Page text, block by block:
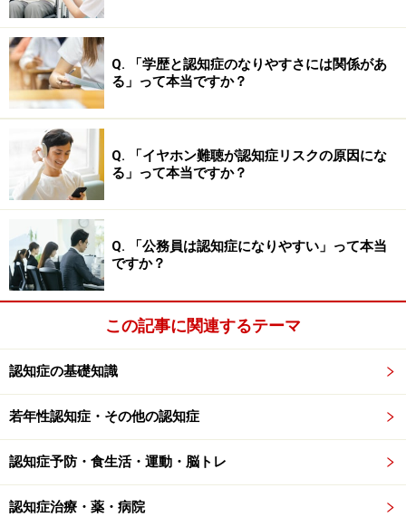
患全てを指していました。 しかしその後、皮膚にできる
小さい水ぶくれを指す「疱疹」を伴う病気に限定して、
ヘルペスと呼ぶようになりました。「性器ヘルペス」
「水痘（いわゆる水ぼうそう）」「帯状疱疹」などは、
いずれもヘルペスの一種で、これらの病原体が「ヘルペ
スウイルス」です。
当初は単なる仮説にすぎなかった「アルツハイマー病と
ヘルペスウイルスの関係性」が具体的に示されたのは、
1991年のことでした。イギリスのマンチェスター大学の
研究チームが、アルツハイマー病患者の死後脳を調査し
たところ、脳内から単純ヘルペスウイルスⅠ型（HSV1）
が見つかったのです。高齢者の脳内には、HSV1が潜伏感
染しており、免疫力の低下に伴ってHSV1が増殖を開始す
ると、アルツハイマー病が起こると提唱したのでした。
ただ、HSV1感染によって発症するのだとすれば、それに
伴う白血球の浸潤や発熱、けいれんなどの典型的な脳炎
症状が起きてもいいものですが、臨床上そうした例がほ
とんどないことから、「ヘルペスウイルス仮説」は広く
Q. 「学歴と認知症のなりやすさには関係があ
る」って本当ですか？
Q. 「イヤホン難聴が認知症リスクの原因にな
る」って本当ですか？
Q. 「公務員は認知症になりやすい」って本当
ですか？
この記事に関連するテーマ
認知症の基礎知識
若年性認知症・その他の認知症
認知症予防・食生活・運動・脳トレ
認知症治療・薬・病院